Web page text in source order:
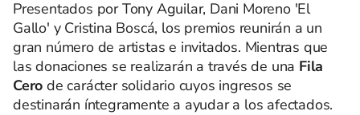
Presentados por Tony Aguilar, Dani Moreno 'El
Gallo' y Cristina Boscá, los premios reunirán a un
gran número de artistas e invitados. Mientras que
las donaciones se realizarán a través de una Fila
Cero de carácter solidario cuyos ingresos se
destinarán íntegramente a ayudar a los afectados.